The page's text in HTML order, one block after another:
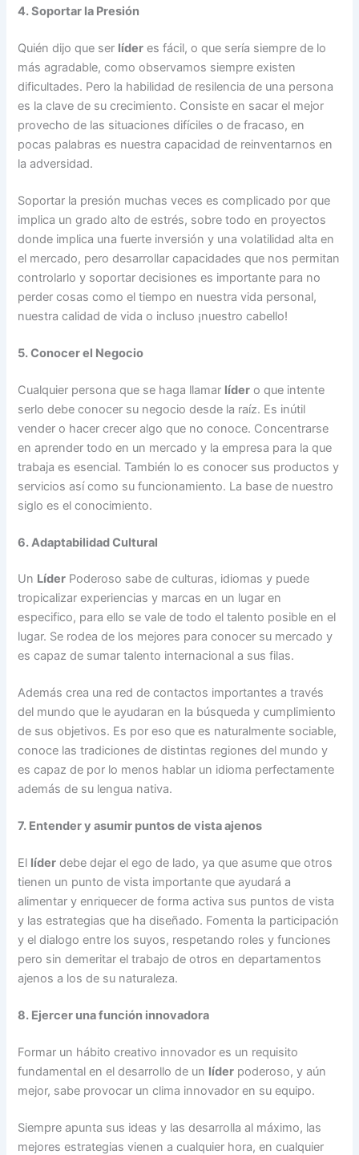
4. Soportar la Presión
Quién dijo que ser líder es fácil, o que sería siempre de lo
más agradable, como observamos siempre existen
dificultades. Pero la habilidad de resilencia de una persona
es la clave de su crecimiento. Consiste en sacar el mejor
provecho de las situaciones difíciles o de fracaso, en
pocas palabras es nuestra capacidad de reinventarnos en
la adversidad.
Soportar la presión muchas veces es complicado por que
implica un grado alto de estrés, sobre todo en proyectos
donde implica una fuerte inversión y una volatilidad alta en
el mercado, pero desarrollar capacidades que nos permitan
controlarlo y soportar decisiones es importante para no
perder cosas como el tiempo en nuestra vida personal,
nuestra calidad de vida o incluso ¡nuestro cabello!
5. Conocer el Negocio
Cualquier persona que se haga llamar líder o que intente
serlo debe conocer su negocio desde la raíz. Es inútil
vender o hacer crecer algo que no conoce. Concentrarse
en aprender todo en un mercado y la empresa para la que
trabaja es esencial. También lo es conocer sus productos y
servicios así como su funcionamiento. La base de nuestro
siglo es el conocimiento.
6. Adaptabilidad Cultural
Un Líder Poderoso sabe de culturas, idiomas y puede
tropicalizar experiencias y marcas en un lugar en
especifico, para ello se vale de todo el talento posible en el
lugar. Se rodea de los mejores para conocer su mercado y
es capaz de sumar talento internacional a sus filas.
Además crea una red de contactos importantes a través
del mundo que le ayudaran en la búsqueda y cumplimiento
de sus objetivos. Es por eso que es naturalmente sociable,
conoce las tradiciones de distintas regiones del mundo y
es capaz de por lo menos hablar un idioma perfectamente
además de su lengua nativa.
7. Entender y asumir puntos de vista ajenos
El líder debe dejar el ego de lado, ya que asume que otros
tienen un punto de vista importante que ayudará a
alimentar y enriquecer de forma activa sus puntos de vista
y las estrategias que ha diseñado. Fomenta la participación
y el dialogo entre los suyos, respetando roles y funciones
pero sin demeritar el trabajo de otros en departamentos
ajenos a los de su naturaleza.
8. Ejercer una función innovadora
Formar un hábito creativo innovador es un requisito
fundamental en el desarrollo de un líder poderoso, y aún
mejor, sabe provocar un clima innovador en su equipo.
Siempre apunta sus ideas y las desarrolla al máximo, las
mejores estrategias vienen a cualquier hora, en cualquier